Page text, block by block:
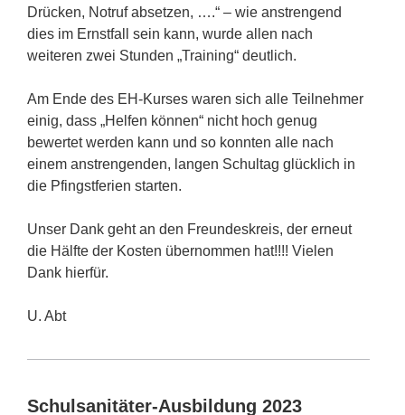
Drücken, Notruf absetzen, ….“ – wie anstrengend
dies im Ernstfall sein kann, wurde allen nach
weiteren zwei Stunden „Training“ deutlich.
Am Ende des EH-Kurses waren sich alle Teilnehmer
einig, dass „Helfen können“ nicht hoch genug
bewertet werden kann und so konnten alle nach
einem anstrengenden, langen Schultag glücklich in
die Pfingstferien starten.
Unser Dank geht an den Freundeskreis, der erneut
die Hälfte der Kosten übernommen hat!!!! Vielen
Dank hierfür.
U. Abt
Schulsanitäter-Ausbildung 2023